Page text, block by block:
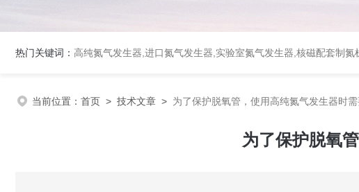
热门关键词： 高纯氮气发生器,进口氮气发生器,实验室氮气发生器,核磁配套制氮
当前位置： 首页 > 技术文章 > 为了保护脱氧管，使用高纯氮气发生器时
为了保护脱氧